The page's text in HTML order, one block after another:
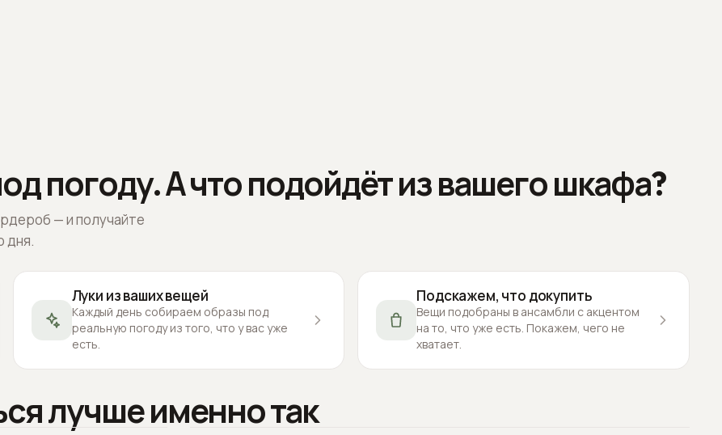
погоду. А что подойдёт из вашего шкафа?
— и получайте
дня.
Луки из ваших вещей
Каждый день собираем образы под
реальную погоду из того, что у вас уже
есть.
Подскажем, что докупить
Вещи подобраны в ансамбли с акцентом
на то, что уже есть. Покажем, чего не
хватает.
лучше именно так